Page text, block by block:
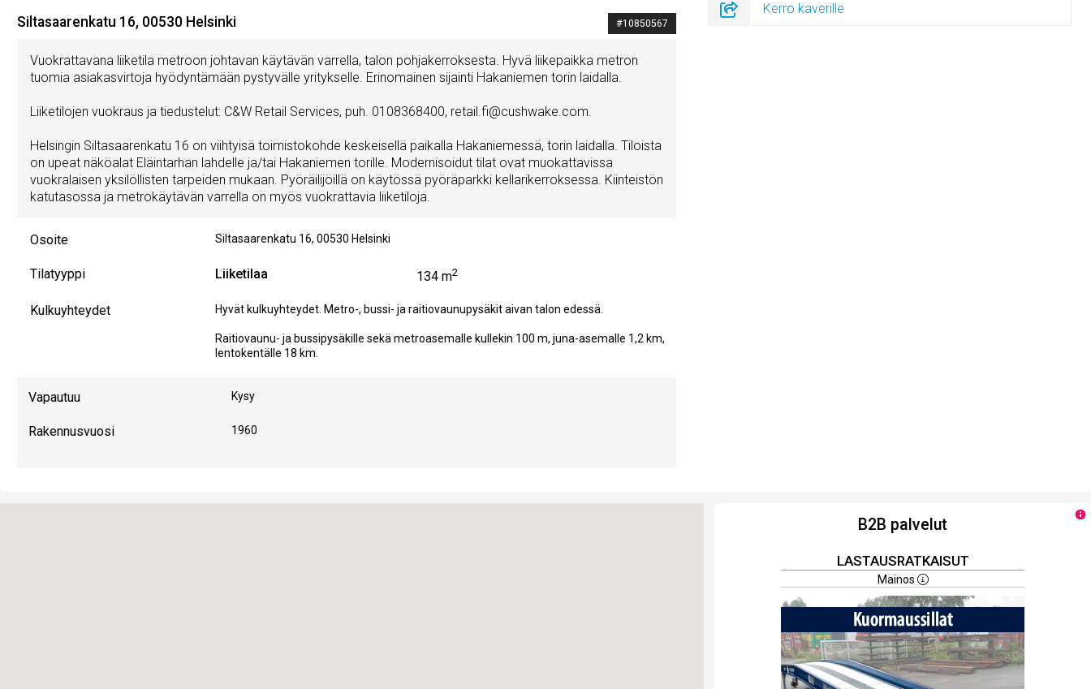
Siltasaarenkatu 16, 00530 Helsinki #10850567
Vuokrattavana liiketila metroon johtavan käytävän varrella, talon pohjakerroksesta. Hyvä liikepaikka metron
tuomia asiakasvirtoja hyödyntämään pystyvälle yritykselle. Erinomainen sijainti Hakaniemen torin laidalla.
Liiketilojen vuokraus ja tiedustelut: C&W Retail Services, puh. 0108368400, retail.fi@cushwake.com.
Helsingin Siltasaarenkatu 16 on viihtyisä toimistokohde keskeisellä paikalla Hakaniemessä, torin laidalla. Tiloista
on upeat näköalat Eläintarhan lahdelle ja/tai Hakaniemen torille. Modernisoidut tilat ovat muokattavissa
vuokralaisen yksilöllisten tarpeiden mukaan. Pyöräilijöillä on käytössä pyöräparkki kellarikerroksessa. Kiinteistön
katutasossa ja metrokäytävän varrella on myös vuokrattavia liiketiloja.
Osoite Siltasaarenkatu 16, 00530 Helsinki
Tilatyyppi Liiketilaa 134 m2
Kulkuyhteydet Hyvät kulkuyhteydet. Metro-, bussi- ja raitiovaunupysäkit aivan talon edessä.
Raitiovaunu- ja bussipysäkille sekä metroasemalle kullekin 100 m, juna-asemalle 1,2 km,
lentokentälle 18 km.
Vapautuu Kysy
Rakennusvuosi 1960
Kerro kaverille
B2B palvelut
LASTAUSRATKAISUT
Mainos